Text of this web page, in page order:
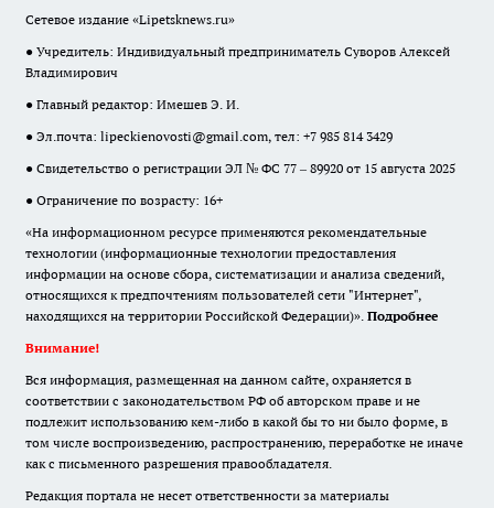
Сетевое издание «Lipetsknews.ru»
● Учредитель: Индивидуальный предприниматель Суворов Алексей
Владимирович
● Главный редактор: Имешев Э. И.
● Эл.почта: lipeckienovosti@gmail.com, тел: +7 985 814 3429
● Свидетельство о регистрации ЭЛ № ФС 77 – 89920 от 15 августа 2025
● Ограничение по возрасту: 16+
«На информационном ресурсе применяются рекомендательные
технологии (информационные технологии предоставления
информации на основе сбора, систематизации и анализа сведений,
относящихся к предпочтениям пользователей сети "Интернет",
находящихся на территории Российской Федерации)». Подробнее
Внимание!
Вся информация, размещенная на данном сайте, охраняется в
соответствии с законодательством РФ об авторском праве и не
подлежит использованию кем-либо в какой бы то ни было форме, в
том числе воспроизведению, распространению, переработке не иначе
как с письменного разрешения правообладателя.
Редакция портала не несет ответственности за материалы